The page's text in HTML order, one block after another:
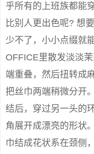
乎所有的上班族都能
比别人更出色呢? 想
少不了，小小点缀就
OFFICE里散发淡淡
端重叠，然后扭转成
把丝巾两端稍微分开
结后，穿过另一头的
角展开成漂亮的形状
巾结成花状系在颈侧